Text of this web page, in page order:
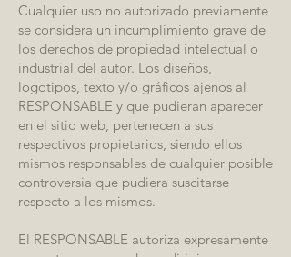
Cualquier uso no autorizado previamente
se considera un incumplimiento grave de
los derechos de propiedad intelectual o
industrial del autor. Los diseños,
logotipos, texto y/o gráficos ajenos al
RESPONSABLE y que pudieran aparecer
en el sitio web, pertenecen a sus
respectivos propietarios, siendo ellos
mismos responsables de cualquier posible
controversia que pudiera suscitarse
respecto a los mismos.
El RESPONSABLE autoriza expresamente